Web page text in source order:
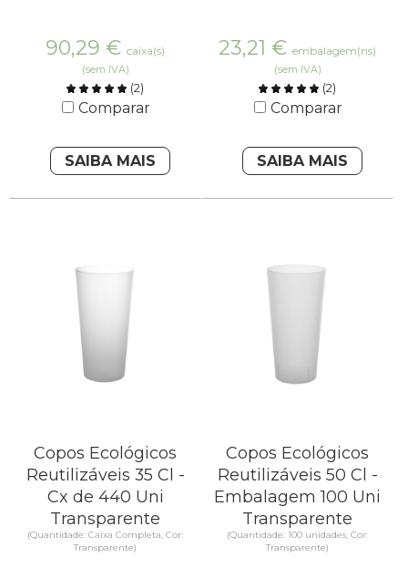
90,29 € caixa(s)
(sem IVA)
(2)
Comparar
SAIBA MAIS
23,21 € embalagem(ns)
(sem IVA)
(2)
Comparar
SAIBA MAIS
Copos Ecológicos
Reutilizáveis 35 Cl -
Cx de 440 Uni
Transparente
(Quantidade: Caixa Completa, Cor:
Transparente)
Copos Ecológicos
Reutilizáveis 50 Cl -
Embalagem 100 Uni
Transparente
(Quantidade: 100 unidades, Cor:
Transparente)